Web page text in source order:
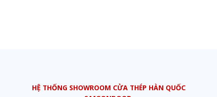
HỆ THỐNG SHOWROOM CỬA THÉP HÀN QUỐC